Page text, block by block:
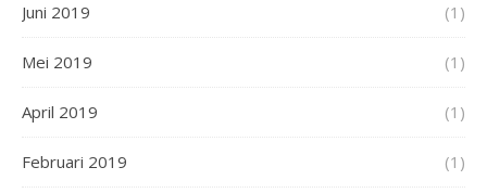
Juni 2019 (1)
Mei 2019 (1)
April 2019 (1)
Februari 2019 (1)